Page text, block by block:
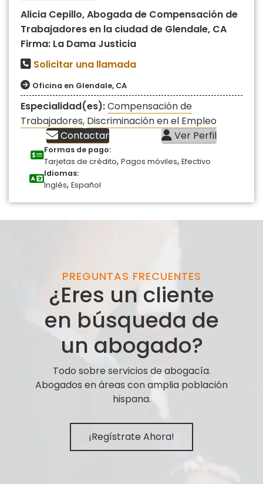
Alicia Cepillo, Abogada de Compensación de
Trabajadores en la ciudad de Glendale, CA
Firma: La Dama Justicia
Solicitar una llamada
Oficina en Glendale, CA
Especialidad(es):Compensación de
Trabajadores, Discriminación en el Empleo
Contactar
Ver Perfil
Formas de pago:
Tarjetas de crédito, Pagos móviles, Efectivo
Idiomas:
Inglés, Español
PREGUNTAS FRECUENTES
¿Eres un cliente
en búsqueda de
un abogado?
Todo sobre servicios de abogacía.
Abogados en áreas con amplia población
hispana.
¡Regístrate Ahora!